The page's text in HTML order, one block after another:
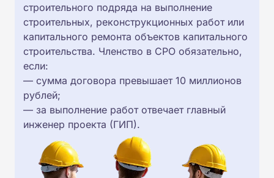
строительного подряда на выполнение
строительных, реконструкционных работ или
капитального ремонта объектов капитального
строительства. Членство в СРО обязательно,
если:
— сумма договора превышает 10 миллионов
рублей;
— за выполнение работ отвечает главный
инженер проекта (ГИП).